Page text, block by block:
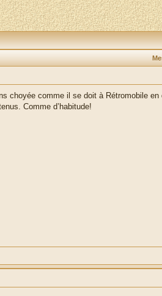
choyée comme il se doit à Rétromobile en
Comme d’habitude!